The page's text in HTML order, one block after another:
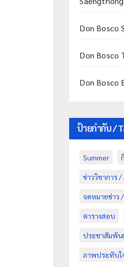
Don Bosco
Don Bosco
Don Bosco
ป้ายกำกับ /
Summer
ข่าววิชาการ /
จดหมายข่าว
ตารางสอบ
ประชาสัมพัน
ภาพประทับใ